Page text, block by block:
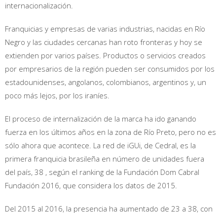
internacionalización.
Franquicias y empresas de varias industrias, nacidas en Río
Negro y las ciudades cercanas han roto fronteras y hoy se
extienden por varios países. Productos o servicios creados
por empresarios de la región pueden ser consumidos por los
estadounidenses, angolanos, colombianos, argentinos y, un
poco más lejos, por los iraníes.
El proceso de internalización de la marca ha ido ganando
fuerza en los últimos años en la zona de Río Preto, pero no es
sólo ahora que acontece. La red de iGUi, de Cedral, es la
primera franquicia brasileña en número de unidades fuera
del país, 38 , según el ranking de la Fundación Dom Cabral
Fundación 2016, que considera los datos de 2015.
Del 2015 al 2016, la presencia ha aumentado de 23 a 38, con